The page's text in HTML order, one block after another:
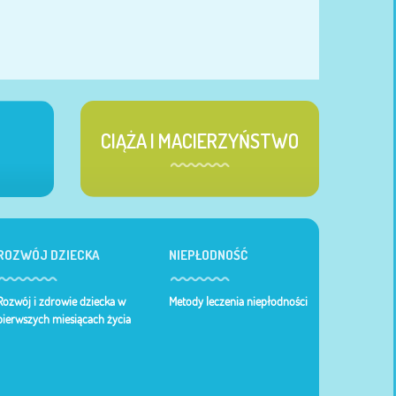
CIĄŻA I MACIERZYŃSTWO
DZIECKA
i zdrowie dziecka w
miesiącach życia
NIEPŁODNOŚĆ
Metody leczenia niepłodności